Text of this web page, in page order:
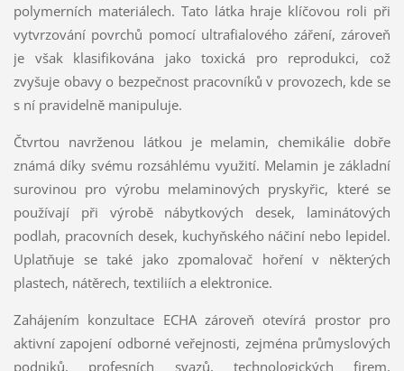
polymerních materiálech. Tato látka hraje klíčovou roli při
vytvrzování povrchů pomocí ultrafialového záření, zároveň
je však klasifikována jako toxická pro reprodukci, což
zvyšuje obavy o bezpečnost pracovníků v provozech, kde se
s ní pravidelně manipuluje.
Čtvrtou navrženou látkou je melamin, chemikálie dobře
známá díky svému rozsáhlému využití. Melamin je základní
surovinou pro výrobu melaminových pryskyřic, které se
používají při výrobě nábytkových desek, laminátových
podlah, pracovních desek, kuchyňského náčiní nebo lepidel.
Uplatňuje se také jako zpomalovač hoření v některých
plastech, nátěrech, textiliích a elektronice.
Zahájením konzultace ECHA zároveň otevírá prostor pro
aktivní zapojení odborné veřejnosti, zejména průmyslových
podniků, profesních svazů, technologických firem,